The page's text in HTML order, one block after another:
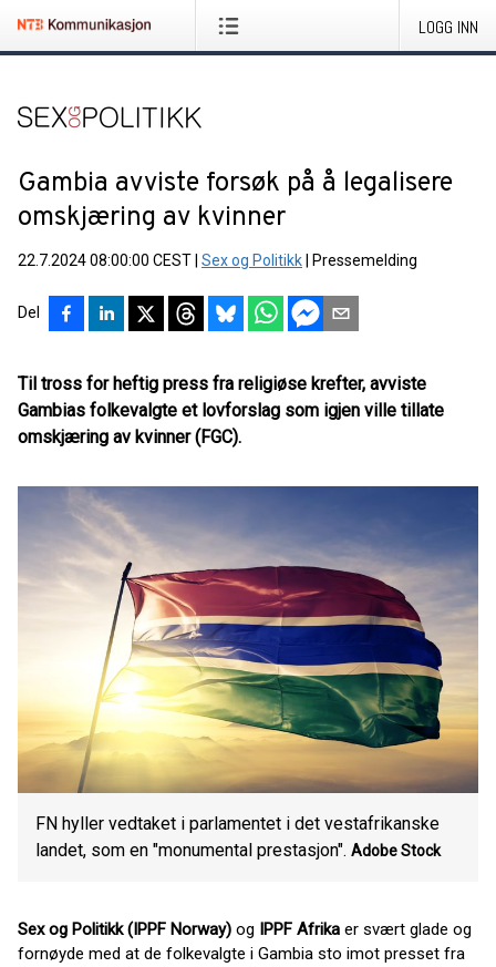
LOGG INN
Gambia avviste forsøk på å legalisere
omskjæring av kvinner
22.7.2024 08:00:00 CEST Sex og Politikk Pressemelding
Del
Til tross for heftig press fra religiøse krefter, avviste
Gambias folkevalgte et lovforslag som igjen ville tillate
omskjæring av kvinner (FGC).
FN hyller vedtaket i parlamentet i det vestafrikanske
landet, som en "monumental prestasjon". Adobe Stock
Sex og Politikk (IPPF Norway) og IPPF Afrika er svært glade og
fornøyde med at de folkevalgte i Gambia sto imot presset fra